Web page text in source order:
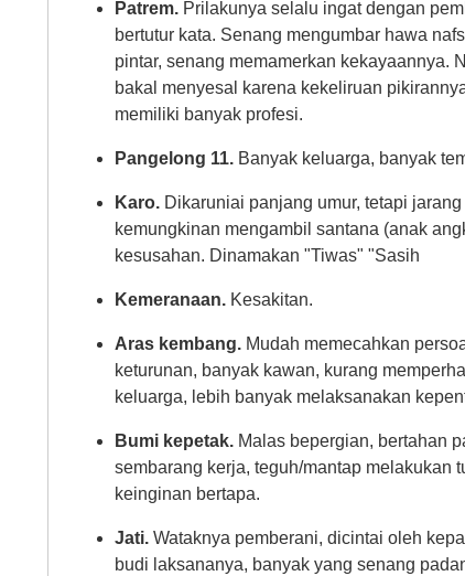
Patrem. Prilakunya selalu ingat dengan
bertutur kata. Senang mengumbar hawa
pintar, senang memamerkan kekayaannya.
bakal menyesal karena kekeliruan
memiliki banyak profesi.
Pangelong 11. Banyak keluarga, banyak
Karo. Dikaruniai panjang umur, tetapi
kemungkinan mengambil santana (anak
kesusahan. Dinamakan "Tiwas" "Sasih
Kemeranaan. Kesakitan.
Aras kembang. Mudah memecahkan
keturunan, banyak kawan, kurang
keluarga, lebih banyak melaksanakan
Bumi kepetak. Malas bepergian, bertahan
sembarang kerja, teguh/mantap melakukan
keinginan bertapa.
Jati. Wataknya pemberani, dicintai oleh
budi laksananya, banyak yang senang